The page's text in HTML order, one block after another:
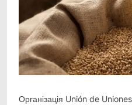
Організація Unión de